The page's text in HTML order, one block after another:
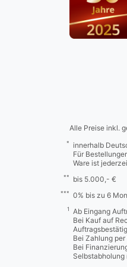
Alle Preise inkl.
*
innerhalb
Für
Ware ist
** bis 5.000,- €
*** 0% bis zu 6
1
Ab Eingang
Bei Kauf auf
Bei Zahlung
Bei